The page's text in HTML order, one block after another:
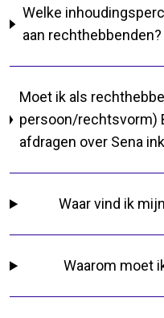
Welke
aan rechthebbenden?
Moet ik als
persoon/rechtsvorm)
afdragen over Sena
Waar vind ik
Waarom moet